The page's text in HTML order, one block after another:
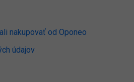
nakupovať od Oponeo
údajov